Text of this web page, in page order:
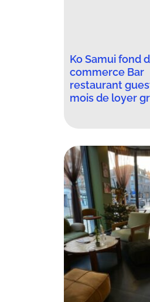
Ko Samui fond
commerce Bar
restaurant
mois de loyer